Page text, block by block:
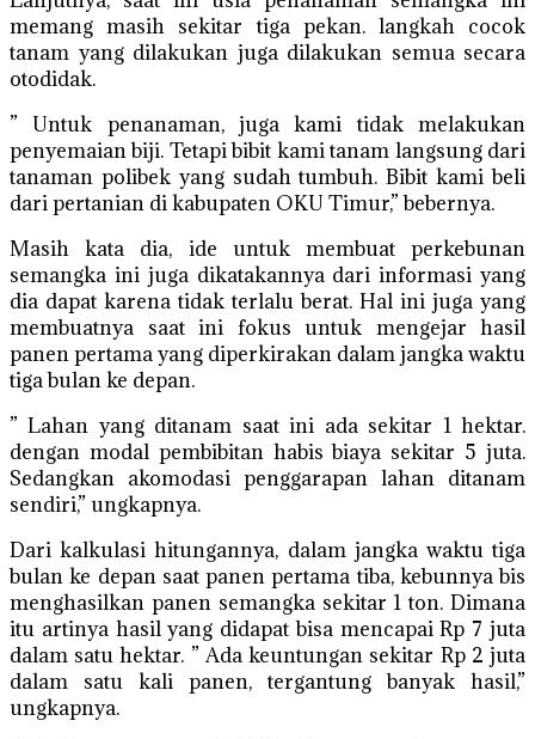
memang masih sekitar tiga pekan. langkah cocok
tanam yang dilakukan juga dilakukan semua secara
otodidak.
” Untuk penanaman, juga kami tidak melakukan
penyemaian biji. Tetapi bibit kami tanam langsung dari
tanaman polibek yang sudah tumbuh. Bibit kami beli
dari pertanian di kabupaten OKU Timur,” bebernya.
Masih kata dia, ide untuk membuat perkebunan
semangka ini juga dikatakannya dari informasi yang
dia dapat karena tidak terlalu berat. Hal ini juga yang
membuatnya saat ini fokus untuk mengejar hasil
panen pertama yang diperkirakan dalam jangka waktu
tiga bulan ke depan.
” Lahan yang ditanam saat ini ada sekitar 1 hektar.
dengan modal pembibitan habis biaya sekitar 5 juta.
Sedangkan akomodasi penggarapan lahan ditanam
sendiri,” ungkapnya.
Dari kalkulasi hitungannya, dalam jangka waktu tiga
bulan ke depan saat panen pertama tiba, kebunnya bis
menghasilkan panen semangka sekitar 1 ton. Dimana
itu artinya hasil yang didapat bisa mencapai Rp 7 juta
dalam satu hektar. ” Ada keuntungan sekitar Rp 2 juta
dalam satu kali panen, tergantung banyak hasil,”
ungkapnya.